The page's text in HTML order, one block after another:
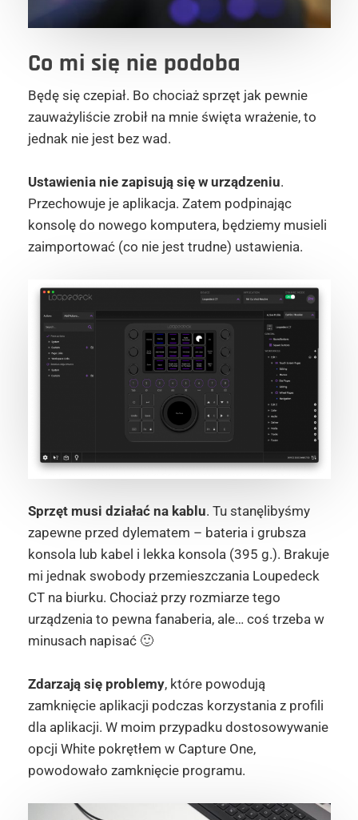
Co mi się nie podoba
Będę się czepiał. Bo chociaż sprzęt jak pewnie
zauważyliście zrobił na mnie święta wrażenie, to
jednak nie jest bez wad.
Ustawienia nie zapisują się w urządzeniu.
Przechowuje je aplikacja. Zatem podpinając
konsolę do nowego komputera, będziemy musieli
zaimportować (co nie jest trudne) ustawienia.
Sprzęt musi działać na kablu. Tu stanęlibyśmy
zapewne przed dylematem – bateria i grubsza
konsola lub kabel i lekka konsola (395 g.). Brakuje
mi jednak swobody przemieszczania Loupedeck
CT na biurku. Chociaż przy rozmiarze tego
urządzenia to pewna fanaberia, ale… coś trzeba w
minusach napisać 🙂
Zdarzają się problemy, które powodują
zamknięcie aplikacji podczas korzystania z profili
dla aplikacji. W moim przypadku dostosowywanie
opcji White pokrętłem w Capture One,
powodowało zamknięcie programu.